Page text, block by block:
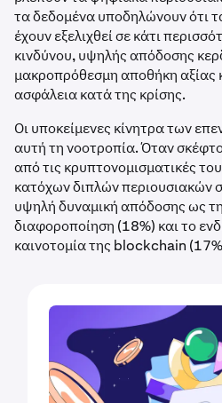
τα δεδομένα υποδηλώνουν ότι
έχουν εξελιχθεί σε κάτι
κινδύνου, υψηλής απόδοσης
μακροπρόθεσμη αποθήκη αξίας
ασφάλεια κατά της κρίσης.
Οι υποκείμενες κίνητρα των
αυτή τη νοοτροπία. Όταν
από τις κρυπτονομισματικές
κατόχων διπλών περιουσιακών
υψηλή δυναμική απόδοσης ως
διαφοροποίηση (18%) και το
καινοτομία της blockchain